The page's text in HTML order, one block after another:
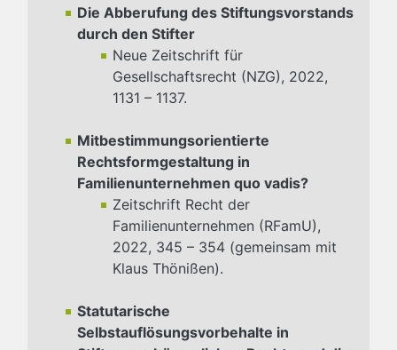
Die Abberufung des Stiftungsvorstands
durch den Stifter
Neue Zeitschrift für
Gesellschaftsrecht (NZG), 2022,
1131 – 1137.
Mitbestimmungsorientierte
Rechtsformgestaltung in
Familienunternehmen quo vadis?
Zeitschrift Recht der
Familienunternehmen (RFamU),
2022, 345 – 354 (gemeinsam mit
Klaus Thönißen).
Statutarische
Selbstauflösungsvorbehalte in